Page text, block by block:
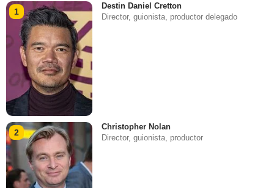
1
Destin Daniel Cretton
Director, guionista, productor delegado
2
Christopher Nolan
Director, guionista, productor